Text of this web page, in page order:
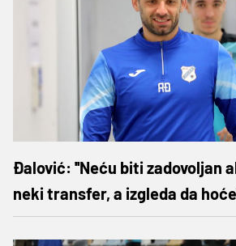
Đalović: ''Neću biti zadovoljan
neki transfer, a izgleda da